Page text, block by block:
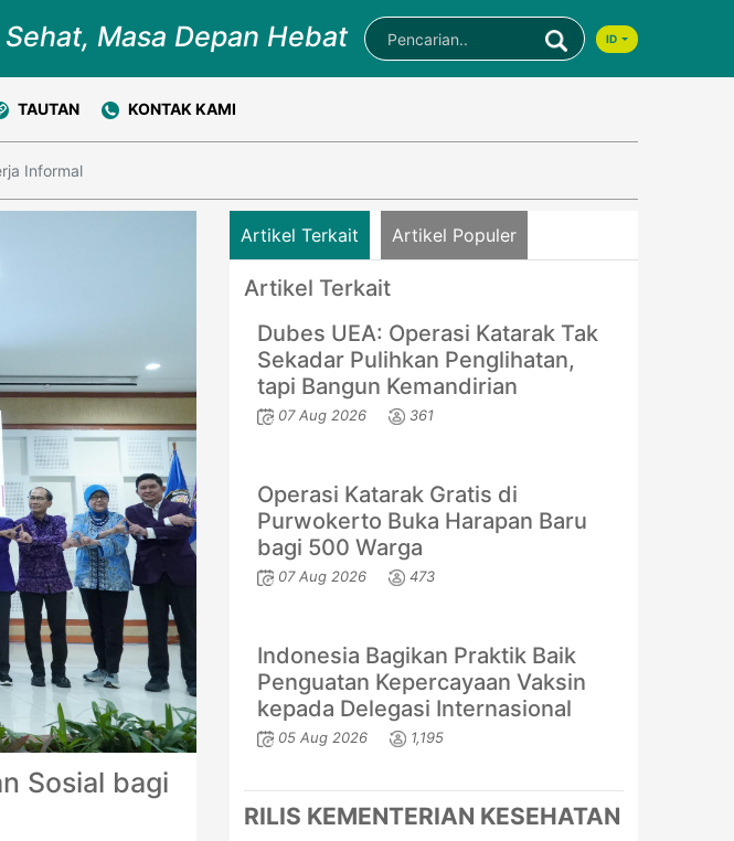
Masa Depan Hebat ID
TAUTAN KONTAK KAMI
Informal
Sosial bagi
Artikel Terkait Artikel Populer
Artikel Terkait
Dubes UEA: Operasi Katarak Tak
Sekadar Pulihkan Penglihatan,
tapi Bangun Kemandirian
07 Aug 2026 361
Operasi Katarak Gratis di
Purwokerto Buka Harapan Baru
bagi 500 Warga
07 Aug 2026 473
Indonesia Bagikan Praktik Baik
Penguatan Kepercayaan Vaksin
kepada Delegasi Internasional
05 Aug 2026 1,195
RILIS KEMENTERIAN KESEHATAN